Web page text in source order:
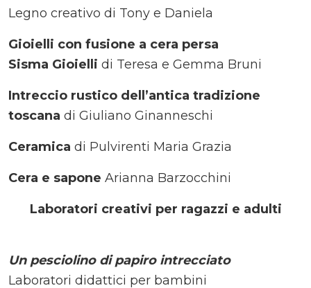
Legno creativo di Tony e Daniela
Gioielli con fusione a cera persa
Sisma Gioielli di Teresa e Gemma Bruni
Intreccio rustico dell’antica tradizione
toscana di Giuliano Ginanneschi
Ceramica di Pulvirenti Maria Grazia
Cera e sapone Arianna Barzocchini
Laboratori creativi per ragazzi e adulti
Un pesciolino di papiro intrecciato
Laboratori didattici per bambini